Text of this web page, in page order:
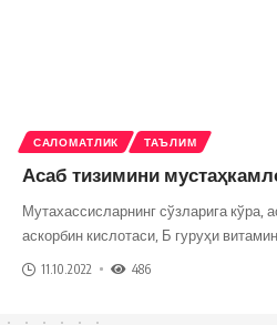
САЛОМАТЛИК ТАЪЛИМ
Асаб тизимини
Мутахассисларнинг сўзларига кўра,
аскорбин кислотаси, Б гуруҳи
11.10.2022 486